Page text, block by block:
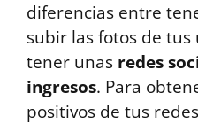
diferencias entre
subir las fotos de tus
tener unas redes
ingresos. Para
positivos de tus